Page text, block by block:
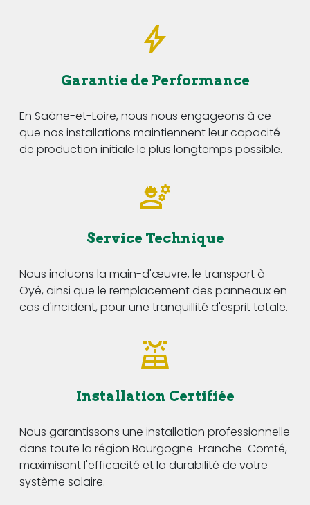
Garantie de Performance
En Saône-et-Loire, nous nous engageons à ce
que nos installations maintiennent leur capacité
de production initiale le plus longtemps possible.
Service Technique
Nous incluons la main-d'œuvre, le transport à
Oyé, ainsi que le remplacement des panneaux en
cas d'incident, pour une tranquillité d'esprit totale.
Installation Certifiée
Nous garantissons une installation professionnelle
dans toute la région Bourgogne-Franche-Comté,
maximisant l'efficacité et la durabilité de votre
système solaire.